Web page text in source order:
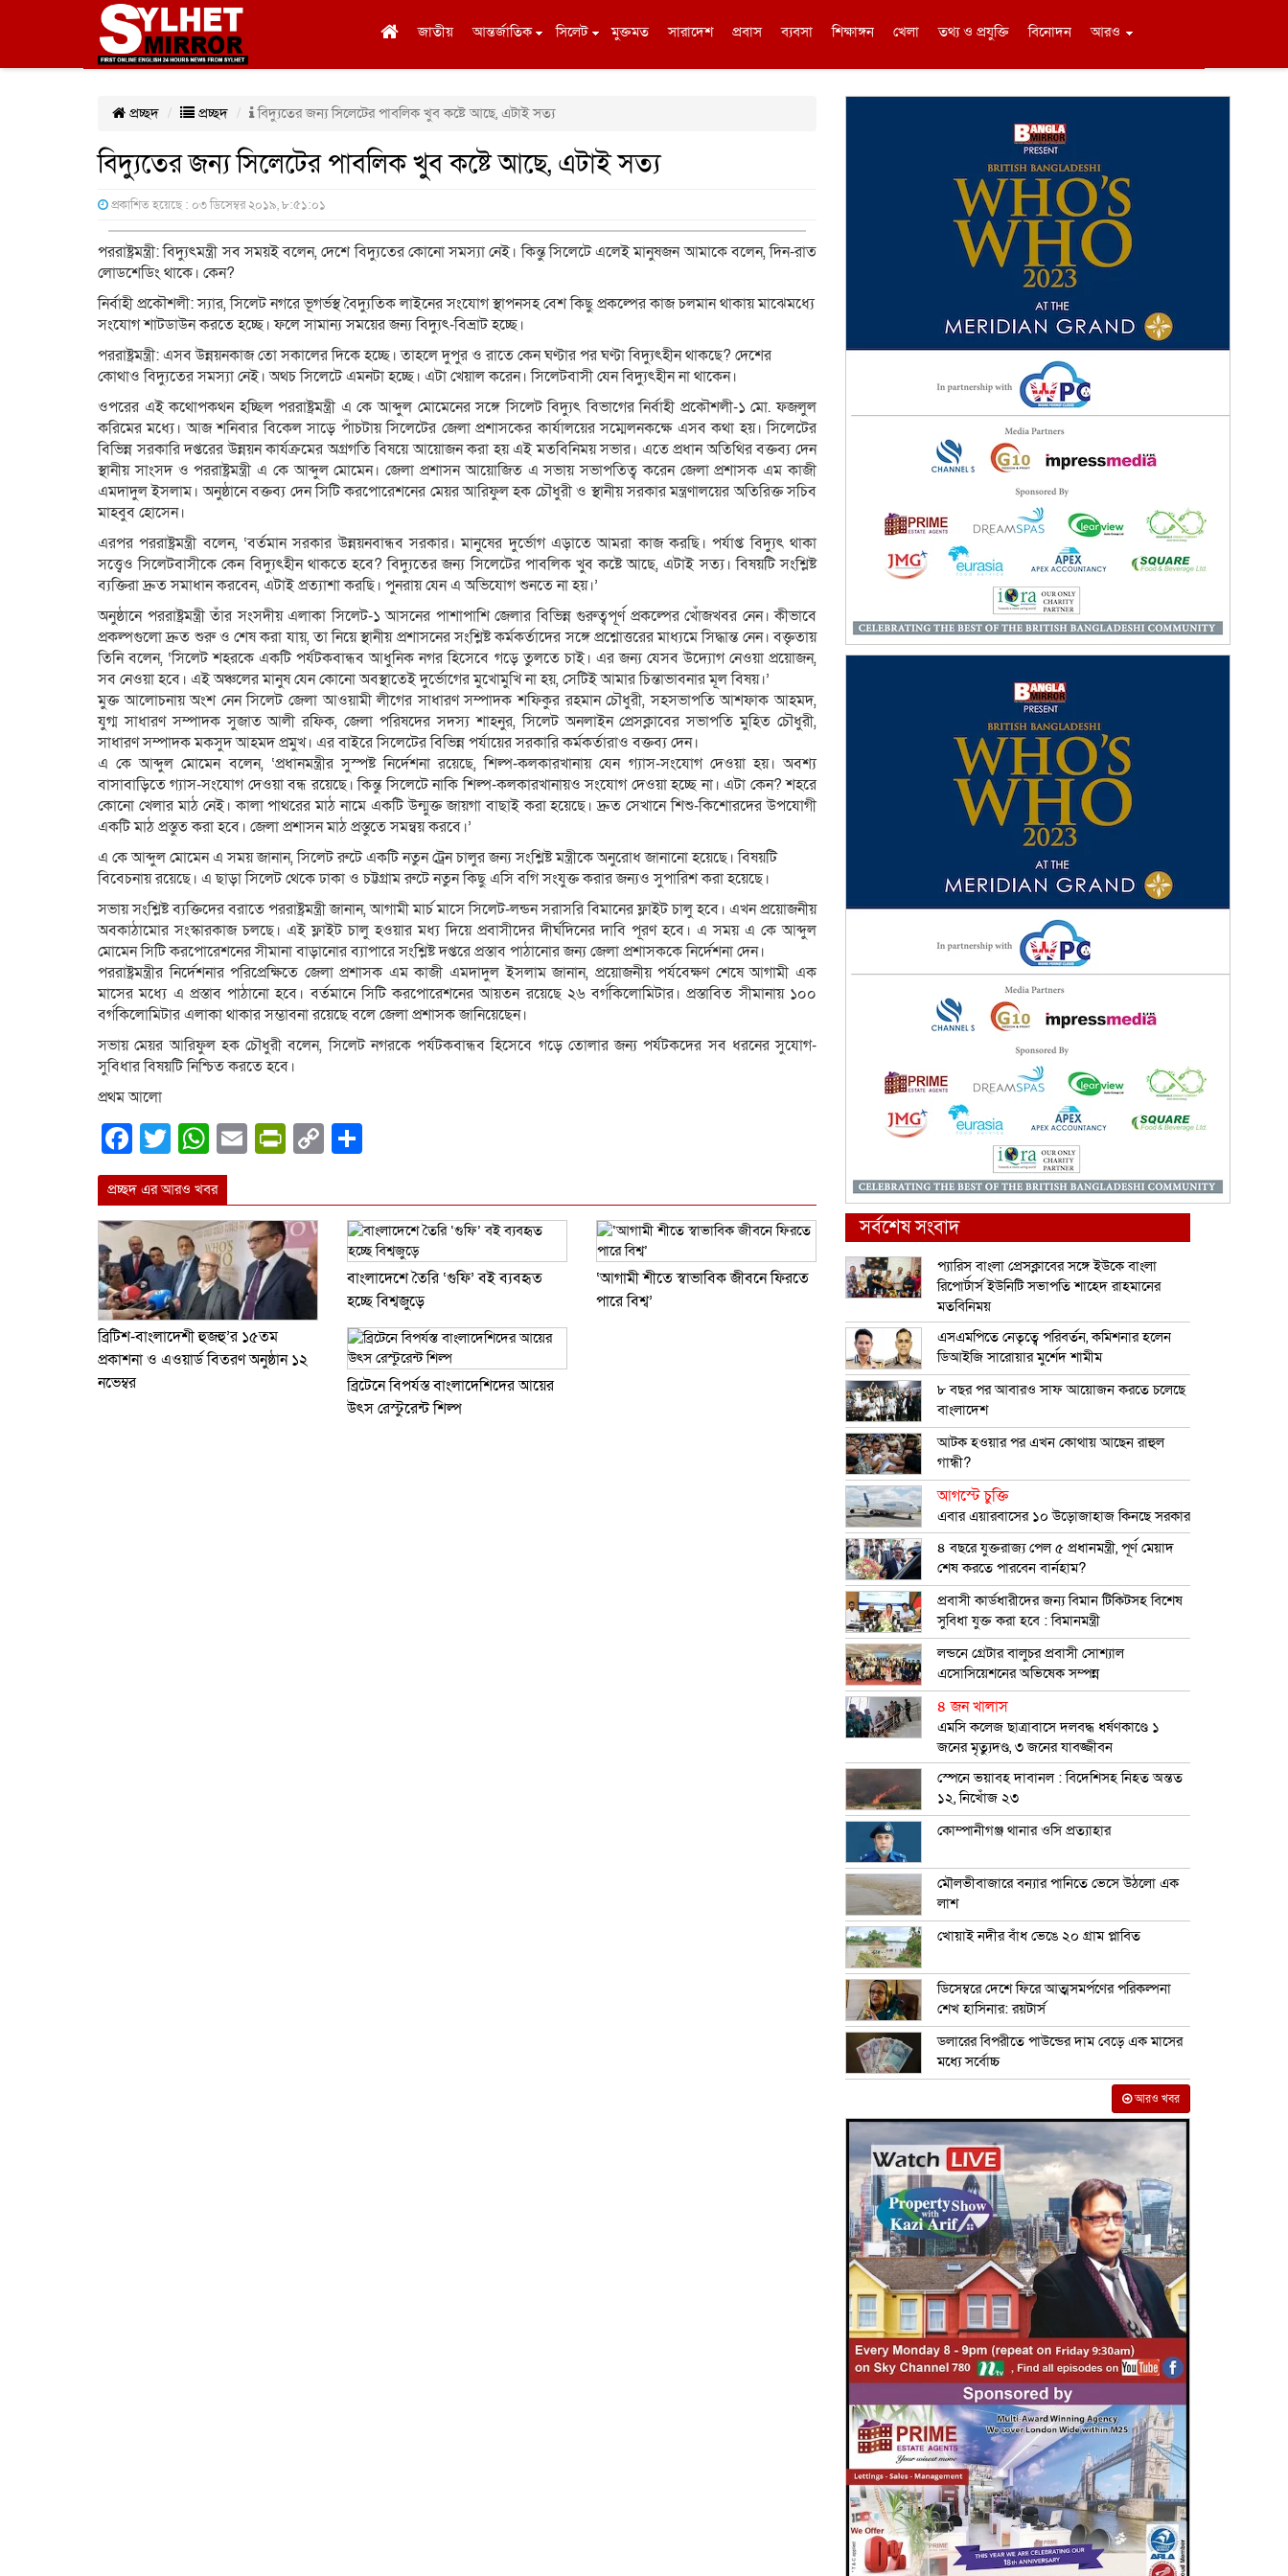
জাতীয় আন্তর্জাতিক সিলেট মুক্তমত সারাদেশ প্রবাস ব্যবসা শিক্ষাঙ্গন খেলা তথ্য ও প্রযুক্তি বিনোদন আরও
প্রচ্ছদ প্রচ্ছদ বিদ্যুতের জন্য সিলেটের পাবলিক খুব কষ্টে আছে, এটাই সত্য
বিদ্যুতের জন্য সিলেটের পাবলিক খুব কষ্টে আছে, এটাই সত্য
প্রকাশিত হয়েছে : ০৩ ডিসেম্বর ২০১৯, ৮:৫১:০১
পররাষ্ট্রমন্ত্রী: বিদ্যুৎমন্ত্রী সব সময়ই বলেন, দেশে বিদ্যুতের কোনো সমস্যা নেই। কিন্তু সিলেটে এলেই মানুষজন আমাকে বলেন, দিন-রাত
লোডশেডিং থাকে। কেন?
নির্বাহী প্রকৌশলী: স্যার, সিলেট নগরে ভূগর্ভস্থ বৈদ্যুতিক লাইনের সংযোগ স্থাপনসহ বেশ কিছু প্রকল্পের কাজ চলমান থাকায় মাঝেমধ্যে
সংযোগ শাটডাউন করতে হচ্ছে। ফলে সামান্য সময়ের জন্য বিদ্যুৎ-বিভ্রাট হচ্ছে।
পররাষ্ট্রমন্ত্রী: এসব উন্নয়নকাজ তো সকালের দিকে হচ্ছে। তাহলে দুপুর ও রাতে কেন ঘণ্টার পর ঘণ্টা বিদ্যুৎহীন থাকছে? দেশের
কোথাও বিদ্যুতের সমস্যা নেই। অথচ সিলেটে এমনটা হচ্ছে। এটা খেয়াল করেন। সিলেটবাসী যেন বিদ্যুৎহীন না থাকেন।
ওপরের এই কথোপকথন হচ্ছিল পররাষ্ট্রমন্ত্রী এ কে আব্দুল মোমেনের সঙ্গে সিলেট বিদ্যুৎ বিভাগের নির্বাহী প্রকৌশলী-১ মো. ফজলুল
করিমের মধ্যে। আজ শনিবার বিকেল সাড়ে পাঁচটায় সিলেটের জেলা প্রশাসকের কার্যালয়ের সম্মেলনকক্ষে এসব কথা হয়। সিলেটের
বিভিন্ন সরকারি দপ্তরের উন্নয়ন কার্যক্রমের অগ্রগতি বিষয়ে আয়োজন করা হয় এই মতবিনিময় সভার। এতে প্রধান অতিথির বক্তব্য দেন
স্থানীয় সাংসদ ও পররাষ্ট্রমন্ত্রী এ কে আব্দুল মোমেন। জেলা প্রশাসন আয়োজিত এ সভায় সভাপতিত্ব করেন জেলা প্রশাসক এম কাজী
এমদাদুল ইসলাম। অনুষ্ঠানে বক্তব্য দেন সিটি করপোরেশনের মেয়র আরিফুল হক চৌধুরী ও স্থানীয় সরকার মন্ত্রণালয়ের অতিরিক্ত সচিব
মাহবুব হোসেন।
এরপর পররাষ্ট্রমন্ত্রী বলেন, ‘বর্তমান সরকার উন্নয়নবান্ধব সরকার। মানুষের দুর্ভোগ এড়াতে আমরা কাজ করছি। পর্যাপ্ত বিদ্যুৎ থাকা
সত্ত্বেও সিলেটবাসীকে কেন বিদ্যুৎহীন থাকতে হবে? বিদ্যুতের জন্য সিলেটের পাবলিক খুব কষ্টে আছে, এটাই সত্য। বিষয়টি সংশ্লিষ্ট
ব্যক্তিরা দ্রুত সমাধান করবেন, এটাই প্রত্যাশা করছি। পুনরায় যেন এ অভিযোগ শুনতে না হয়।’
অনুষ্ঠানে পররাষ্ট্রমন্ত্রী তাঁর সংসদীয় এলাকা সিলেট-১ আসনের পাশাপাশি জেলার বিভিন্ন গুরুত্বপূর্ণ প্রকল্পের খোঁজখবর নেন। কীভাবে
প্রকল্পগুলো দ্রুত শুরু ও শেষ করা যায়, তা নিয়ে স্থানীয় প্রশাসনের সংশ্লিষ্ট কর্মকর্তাদের সঙ্গে প্রশ্নোত্তরের মাধ্যমে সিদ্ধান্ত নেন। বক্তৃতায়
তিনি বলেন, ‘সিলেট শহরকে একটি পর্যটকবান্ধব আধুনিক নগর হিসেবে গড়ে তুলতে চাই। এর জন্য যেসব উদ্যোগ নেওয়া প্রয়োজন,
সব নেওয়া হবে। এই অঞ্চলের মানুষ যেন কোনো অবস্থাতেই দুর্ভোগের মুখোমুখি না হয়, সেটিই আমার চিন্তাভাবনার মূল বিষয়।’
মুক্ত আলোচনায় অংশ নেন সিলেট জেলা আওয়ামী লীগের সাধারণ সম্পাদক শফিকুর রহমান চৌধুরী, সহসভাপতি আশফাক আহমদ,
যুগ্ম সাধারণ সম্পাদক সুজাত আলী রফিক, জেলা পরিষদের সদস্য শাহনুর, সিলেট অনলাইন প্রেসক্লাবের সভাপতি মুহিত চৌধুরী,
সাধারণ সম্পাদক মকসুদ আহমদ প্রমুখ। এর বাইরে সিলেটের বিভিন্ন পর্যায়ের সরকারি কর্মকর্তারাও বক্তব্য দেন।
এ কে আব্দুল মোমেন বলেন, ‘প্রধানমন্ত্রীর সুস্পষ্ট নির্দেশনা রয়েছে, শিল্প-কলকারখানায় যেন গ্যাস-সংযোগ দেওয়া হয়। অবশ্য
বাসাবাড়িতে গ্যাস-সংযোগ দেওয়া বন্ধ রয়েছে। কিন্তু সিলেটে নাকি শিল্প-কলকারখানায়ও সংযোগ দেওয়া হচ্ছে না। এটা কেন? শহরে
কোনো খেলার মাঠ নেই। কালা পাথরের মাঠ নামে একটি উন্মুক্ত জায়গা বাছাই করা হয়েছে। দ্রুত সেখানে শিশু-কিশোরদের উপযোগী
একটি মাঠ প্রস্তুত করা হবে। জেলা প্রশাসন মাঠ প্রস্তুতে সমন্বয় করবে।’
এ কে আব্দুল মোমেন এ সময় জানান, সিলেট রুটে একটি নতুন ট্রেন চালুর জন্য সংশ্লিষ্ট মন্ত্রীকে অনুরোধ জানানো হয়েছে। বিষয়টি
বিবেচনায় রয়েছে। এ ছাড়া সিলেট থেকে ঢাকা ও চট্টগ্রাম রুটে নতুন কিছু এসি বগি সংযুক্ত করার জন্যও সুপারিশ করা হয়েছে।
সভায় সংশ্লিষ্ট ব্যক্তিদের বরাতে পররাষ্ট্রমন্ত্রী জানান, আগামী মার্চ মাসে সিলেট-লন্ডন সরাসরি বিমানের ফ্লাইট চালু হবে। এখন প্রয়োজনীয়
অবকাঠামোর সংস্কারকাজ চলছে। এই ফ্লাইট চালু হওয়ার মধ্য দিয়ে প্রবাসীদের দীর্ঘদিনের দাবি পূরণ হবে। এ সময় এ কে আব্দুল
মোমেন সিটি করপোরেশনের সীমানা বাড়ানোর ব্যাপারে সংশ্লিষ্ট দপ্তরে প্রস্তাব পাঠানোর জন্য জেলা প্রশাসককে নির্দেশনা দেন।
পররাষ্ট্রমন্ত্রীর নির্দেশনার পরিপ্রেক্ষিতে জেলা প্রশাসক এম কাজী এমদাদুল ইসলাম জানান, প্রয়োজনীয় পর্যবেক্ষণ শেষে আগামী এক
মাসের মধ্যে এ প্রস্তাব পাঠানো হবে। বর্তমানে সিটি করপোরেশনের আয়তন রয়েছে ২৬ বর্গকিলোমিটার। প্রস্তাবিত সীমানায় ১০০
বর্গকিলোমিটার এলাকা থাকার সম্ভাবনা রয়েছে বলে জেলা প্রশাসক জানিয়েছেন।
সভায় মেয়র আরিফুল হক চৌধুরী বলেন, সিলেট নগরকে পর্যটকবান্ধব হিসেবে গড়ে তোলার জন্য পর্যটকদের সব ধরনের সুযোগ-
সুবিধার বিষয়টি নিশ্চিত করতে হবে।
প্রথম আলো
Facebook
Twitter
WhatsApp
EmailPrintFriendly
Copy
প্রচ্ছদ এর আরও খবর
ব্রিটিশ-বাংলাদেশী হুজহু’র ১৫তম
প্রকাশনা ও এওয়ার্ড বিতরণ অনুষ্ঠান ১২
নভেম্বর
বাংলাদেশে তৈরি ‘গুফি’ বই ব্যবহৃত
হচ্ছে বিশ্বজুড়ে
‘আগামী শীতে স্বাভাবিক জীবনে ফিরতে
পারে বিশ্ব’
ব্রিটে‌নে বিপর্যস্ত বাংলা‌দেশিদের আ‌য়ের
উৎস রেস্টু‌রেন্ট শিল্প
সর্বশেষ সংবাদ
প্যারিস বাংলা প্রেসক্লাবের সঙ্গে ইউকে বাংলা
রিপোর্টার্স ইউনিটি সভাপতি শাহেদ রাহমানের
মতবিনিময়
এসএমপিতে নেতৃত্বে পরিবর্তন, কমিশনার হলেন
ডিআইজি সারোয়ার মুর্শেদ শামীম
৮ বছর পর আবারও সাফ আয়োজন করতে চলেছে
বাংলাদেশ
আটক হওয়ার পর এখন কোথায় আছেন রাহুল
গান্ধী?
আগস্টে চুক্তি
এবার এয়ারবাসের ১০ উড়োজাহাজ কিনছে সরকার
৪ বছরে যুক্তরাজ্য পেল ৫ প্রধানমন্ত্রী, পূর্ণ মেয়াদ
শেষ করতে পারবেন বার্নহাম?
প্রবাসী কার্ডধারীদের জন্য বিমান টিকিটসহ বিশেষ
সুবিধা যুক্ত করা হবে : বিমানমন্ত্রী
লন্ডনে গ্রেটার বালুচর প্রবাসী সোশ্যাল
এসোসিয়েশনের অভিষেক সম্পন্ন
৪ জন খালাস
এমসি কলেজ ছাত্রাবাসে দলবদ্ধ ধর্ষণকাণ্ডে ১
জনের মৃত্যুদণ্ড, ৩ জনের যাবজ্জীবন
স্পেনে ভয়াবহ দাবানল : বিদেশিসহ নিহত অন্তত
১২, নিখোঁজ ২৩
কোম্পানীগঞ্জ থানার ওসি প্রত্যাহার
মৌলভীবাজারে বন্যার পানিতে ভেসে উঠলো এক
লাশ
খোয়াই নদীর বাঁধ ভেঙে ২০ গ্রাম প্লাবিত
ডিসেম্বরে দেশে ফিরে আত্মসমর্পণের পরিকল্পনা
শেখ হাসিনার: রয়টার্স
ডলারের বিপরীতে পাউন্ডের দাম বেড়ে এক মাসের
মধ্যে সর্বোচ্চ
আরও খবর